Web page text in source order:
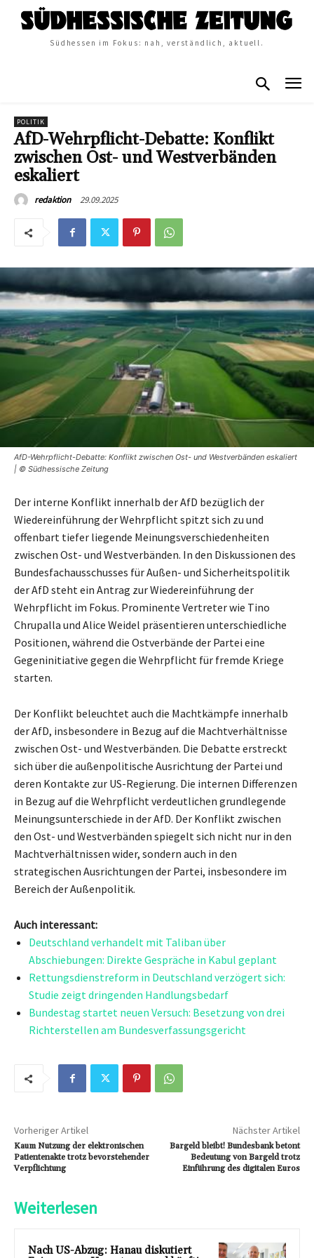
Südhessen im Fokus: nah, verständlich, aktuell.
POLITIK
AfD-Wehrpflicht-Debatte: Konflikt
zwischen Ost- und Westverbänden
eskaliert
redaktion 29.09.2025
AfD-Wehrpflicht-Debatte: Konflikt zwischen Ost- und Westverbänden eskaliert
| © Südhessische Zeitung
Der interne Konflikt innerhalb der AfD bezüglich der
Wiedereinführung der Wehrpflicht spitzt sich zu und
offenbart tiefer liegende Meinungsverschiedenheiten
zwischen Ost- und Westverbänden. In den Diskussionen des
Bundesfachausschusses für Außen- und Sicherheitspolitik
der AfD steht ein Antrag zur Wiedereinführung der
Wehrpflicht im Fokus. Prominente Vertreter wie Tino
Chrupalla und Alice Weidel präsentieren unterschiedliche
Positionen, während die Ostverbände der Partei eine
Gegeninitiative gegen die Wehrpflicht für fremde Kriege
starten.
Der Konflikt beleuchtet auch die Machtkämpfe innerhalb
der AfD, insbesondere in Bezug auf die Machtverhältnisse
zwischen Ost- und Westverbänden. Die Debatte erstreckt
sich über die außenpolitische Ausrichtung der Partei und
deren Kontakte zur US-Regierung. Die internen Differenzen
in Bezug auf die Wehrpflicht verdeutlichen grundlegende
Meinungsunterschiede in der AfD. Der Konflikt zwischen
den Ost- und Westverbänden spiegelt sich nicht nur in den
Machtverhältnissen wider, sondern auch in den
strategischen Ausrichtungen der Partei, insbesondere im
Bereich der Außenpolitik.
Auch interessant:
Deutschland verhandelt mit Taliban über
Abschiebungen: Direkte Gespräche in Kabul geplant
Rettungsdienstreform in Deutschland verzögert sich:
Studie zeigt dringenden Handlungsbedarf
Bundestag startet neuen Versuch: Besetzung von drei
Richterstellen am Bundesverfassungsgericht
Vorheriger Artikel
Kaum Nutzung der elektronischen
Patientenakte trotz bevorstehender
Verpflichtung
Nächster Artikel
Bargeld bleibt! Bundesbank betont
Bedeutung von Bargeld trotz
Einführung des digitalen Euros
Weiterlesen
Nach US-Abzug: Hanau diskutiert